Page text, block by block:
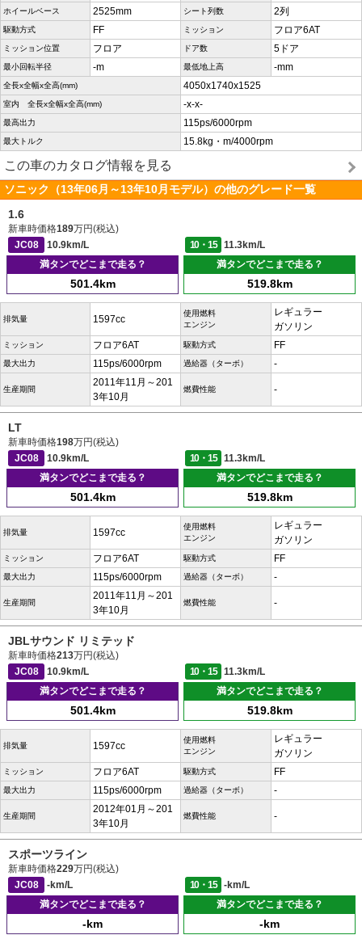
ホイールベース 2525mm シート列数 2列
駆動方式 FF ミッション フロア6AT
ミッション位置 フロア ドア数 5ドア
最小回転半径 -m 最低地上高 -mm
全長x全幅x全高(mm) 4050x1740x1525
室内 全長x全幅x全高(mm) -x-x-
最高出力 115ps/6000rpm
最大トルク 15.8kg・m/4000rpm
この車のカタログ情報を見る
ソニック（13年06月～13年10月モデル）の他のグレード一覧
1.6
新車時価格189万円(税込)
JC08
10.9km/L 10・15
11.3km/L
満タンでどこまで走る？
501.4km
満タンでどこまで走る？
519.8km
排気量 1597cc
使用燃料
エンジン
レギュラー
ガソリン
ミッション フロア6AT 駆動方式 FF
最大出力 115ps/6000rpm 過給器（ターボ） -
生産期間
2011年11月～201
3年10月
燃費性能 -
LT
新車時価格198万円(税込)
JC08
10.9km/L 10・15
11.3km/L
満タンでどこまで走る？
501.4km
満タンでどこまで走る？
519.8km
排気量 1597cc
使用燃料
エンジン
レギュラー
ガソリン
ミッション フロア6AT 駆動方式 FF
最大出力 115ps/6000rpm 過給器（ターボ） -
生産期間
2011年11月～201
3年10月
燃費性能 -
JBLサウンド リミテッド
新車時価格213万円(税込)
JC08
10.9km/L 10・15
11.3km/L
満タンでどこまで走る？
501.4km
満タンでどこまで走る？
519.8km
排気量 1597cc
使用燃料
エンジン
レギュラー
ガソリン
ミッション フロア6AT 駆動方式 FF
最大出力 115ps/6000rpm 過給器（ターボ） -
生産期間
2012年01月～201
3年10月
燃費性能 -
スポーツライン
新車時価格229万円(税込)
JC08
-km/L 10・15
-km/L
満タンでどこまで走る？
-km
満タンでどこまで走る？
-km